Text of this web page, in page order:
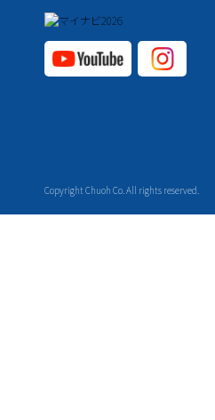
Copyright Chuoh Co. All rights reserved.